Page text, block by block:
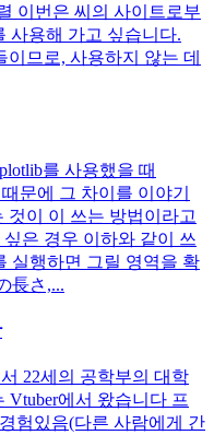
이번은 씨의 사이트로부
사용해 가고 싶습니다.
이므로, 사용하지 않는 데
를 사용했을 때
문에 그 차이를 이야기
것이 이 쓰는 방법이라고
은 경우 이하와 같이 쓰
실행하면 그릴 영역을 확
長さ,...
22세의 공학부의 대학
Vtuber에서 왔습니다 프
험있음(다른 사람에게 간